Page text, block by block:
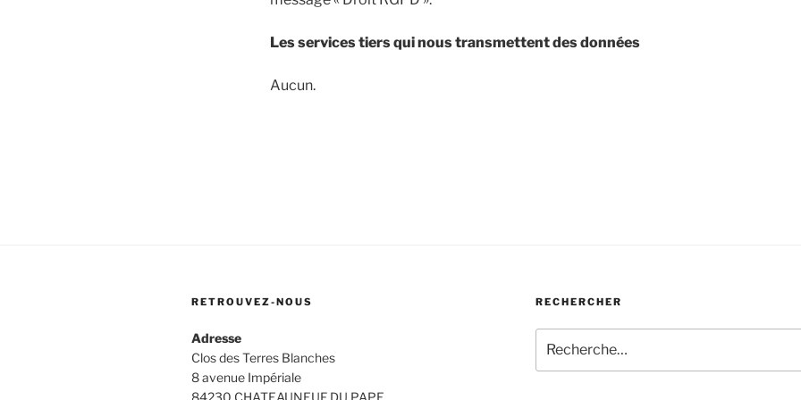
Les services tiers qui nous transmettent des données
Aucun.
RETROUVEZ-NOUS
Adresse
Clos des Terres Blanches
8 avenue Impériale
84230 CHATEAUNEUF DU PAPE
RECHERCHER
pour
: